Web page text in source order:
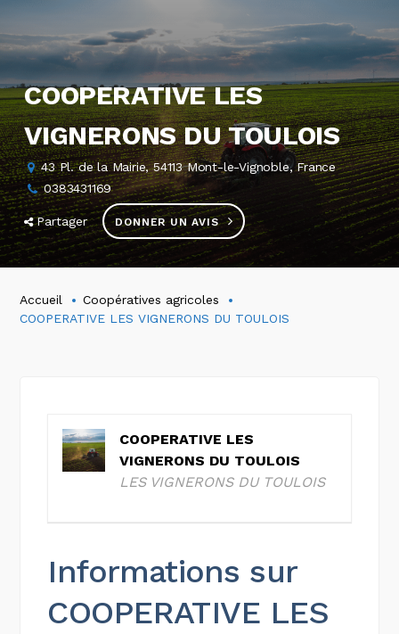
COOPERATIVE LES
VIGNERONS DU TOULOIS
43 Pl. de la Mairie, 54113 Mont-le-Vignoble, France
0383431169
Partager DONNER UN AVIS
Accueil
Coopératives agricoles
COOPERATIVE LES VIGNERONS DU TOULOIS
COOPERATIVE LES
VIGNERONS DU TOULOIS
LES VIGNERONS DU TOULOIS
Informations sur
COOPERATIVE LES